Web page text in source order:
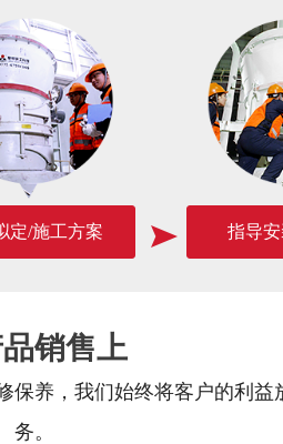
定/施工方案 指导
销售上
养，我们始终将客户的利
务。